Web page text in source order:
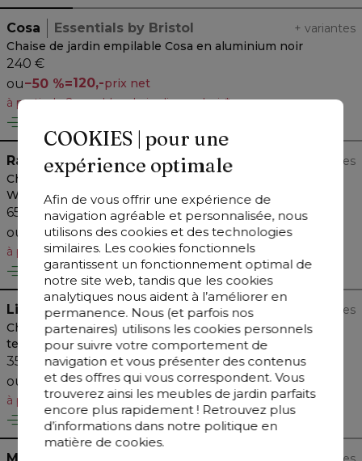
COOKIES | pour une
expérience optimale
Afin de vous offrir une expérience de
navigation agréable et personnalisée, nous
utilisons des cookies et des technologies
similaires. Les cookies fonctionnels
garantissent un fonctionnement optimal de
notre site web, tandis que les cookies
analytiques nous aident à l’améliorer en
permanence. Nous (et parfois nos
partenaires) utilisons les cookies personnels
pour suivre votre comportement de
navigation et vous présenter des contenus
et des offres qui vous correspondent. Vous
trouverez ainsi les meubles de jardin parfaits
encore plus rapidement ! Retrouvez plus
d’informations dans notre politique en
matière de cookies.
Cosa Essentials by Bristol + variantes
Chaise de jardin empilable Cosa en aluminium noir
240 €
ou−50 %=120,-prix net
à partir de 2 meubles de jardin au choix*
Ravo Bristol à la carte
variantes
Chaise de jardin Ravo en aluminium noir et coussin en All
Weather Sunbrella Luxe Wander Granite
659 €
ou
50 %=329,50 prix net
à partir de 2 meubles de jardin au choix*
Livraison rapide
Lioni Bristol à la carte
variantes
Chaise de jardin empilable Lioni en aluminium noir et
textiléne luxe noir
359 €
ou
40 %=215,40prix net
à partir de 2 meubles de jardin au choix*
Livraison rapide